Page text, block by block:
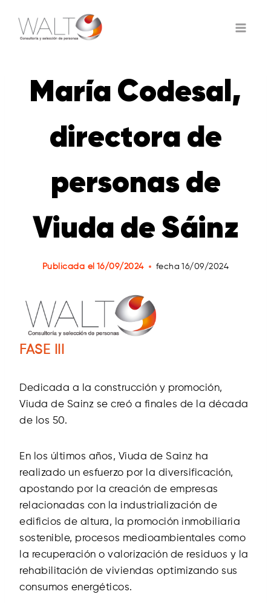
contenido
María Codesal,
directora de
personas de
Viuda de Sáinz
Publicada el 16/09/2024 fecha 16/09/2024
FASE III
Dedicada a la construcción y promoción,
Viuda de Sainz se creó a finales de la década
de los 50.
En los últimos años, Viuda de Sainz ha
realizado un esfuerzo por la diversificación,
apostando por la creación de empresas
relacionadas con la industrialización de
edificios de altura, la promoción inmobiliaria
sostenible, procesos medioambientales como
la recuperación o valorización de residuos y la
rehabilitación de viviendas optimizando sus
consumos energéticos.